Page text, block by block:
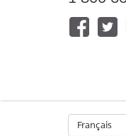
Français